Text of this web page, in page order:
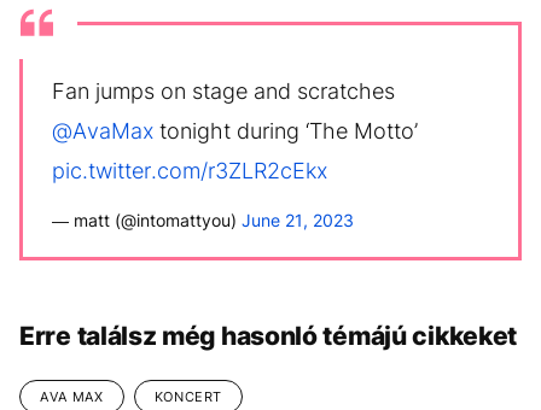
Fan jumps on stage and scratches
@AvaMax tonight during ‘The Motto’
pic.twitter.com/r3ZLR2cEkx
— matt (@intomattyou) June 21, 2023
Erre találsz még hasonló témájú cikkeket
AVA MAX KONCERT